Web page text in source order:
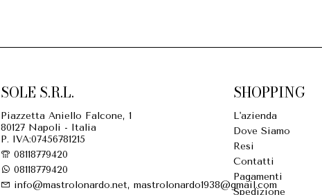
SOLE S.R.L.
Piazzetta Aniello Falcone, 1
80127 Napoli - Italia
P. IVA:07456781215
08118779420
08118779420
info@mastrolonardo.net, mastrolonardo1938@gmail.com
SHOPPING
L'azienda
Dove Siamo
Resi
Contatti
Pagamenti
Spedizione